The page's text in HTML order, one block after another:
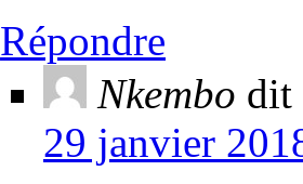
Répondre
Nkembo dit
29 janvier